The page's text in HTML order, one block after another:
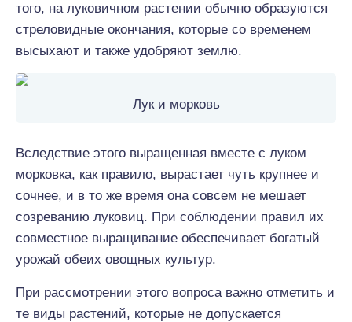
того, на луковичном растении обычно образуются
стреловидные окончания, которые со временем
высыхают и также удобряют землю.
Лук и морковь
Вследствие этого выращенная вместе с луком
морковка, как правило, вырастает чуть крупнее и
сочнее, и в то же время она совсем не мешает
созреванию луковиц. При соблюдении правил их
совместное выращивание обеспечивает богатый
урожай обеих овощных культур.
При рассмотрении этого вопроса важно отметить и
те виды растений, которые не допускается